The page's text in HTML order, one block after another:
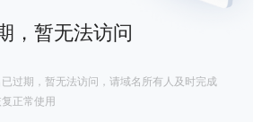
，暂无法访问
过期，暂无法访问，请域名所有人及时完成
正常使用